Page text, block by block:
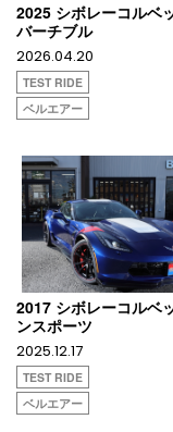
2025 シボレーコルベ
バーチブル
2026.04.20
TEST RIDE
ベルエアー
2017 シボレーコルベ
ンスポーツ
2025.12.17
TEST RIDE
ベルエアー